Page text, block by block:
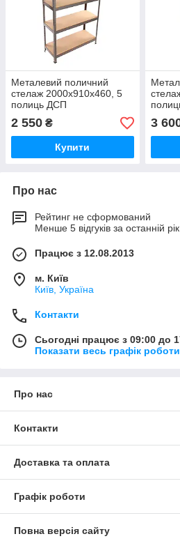
Металевий поличний
стелаж 2000х910х460, 5
полиць ДСП
2 550 ₴
Купити
3
Про нас
Рейтинг не сформований
Менше 5 відгуків за останній рік
Працює з 12.08.2013
м. Київ
Київ, Україна
Контакти
Сьогодні працює з 09:00 до
Показати весь графік роботи
Про нас
Контакти
Доставка та оплата
Графік роботи
Повна версія сайту